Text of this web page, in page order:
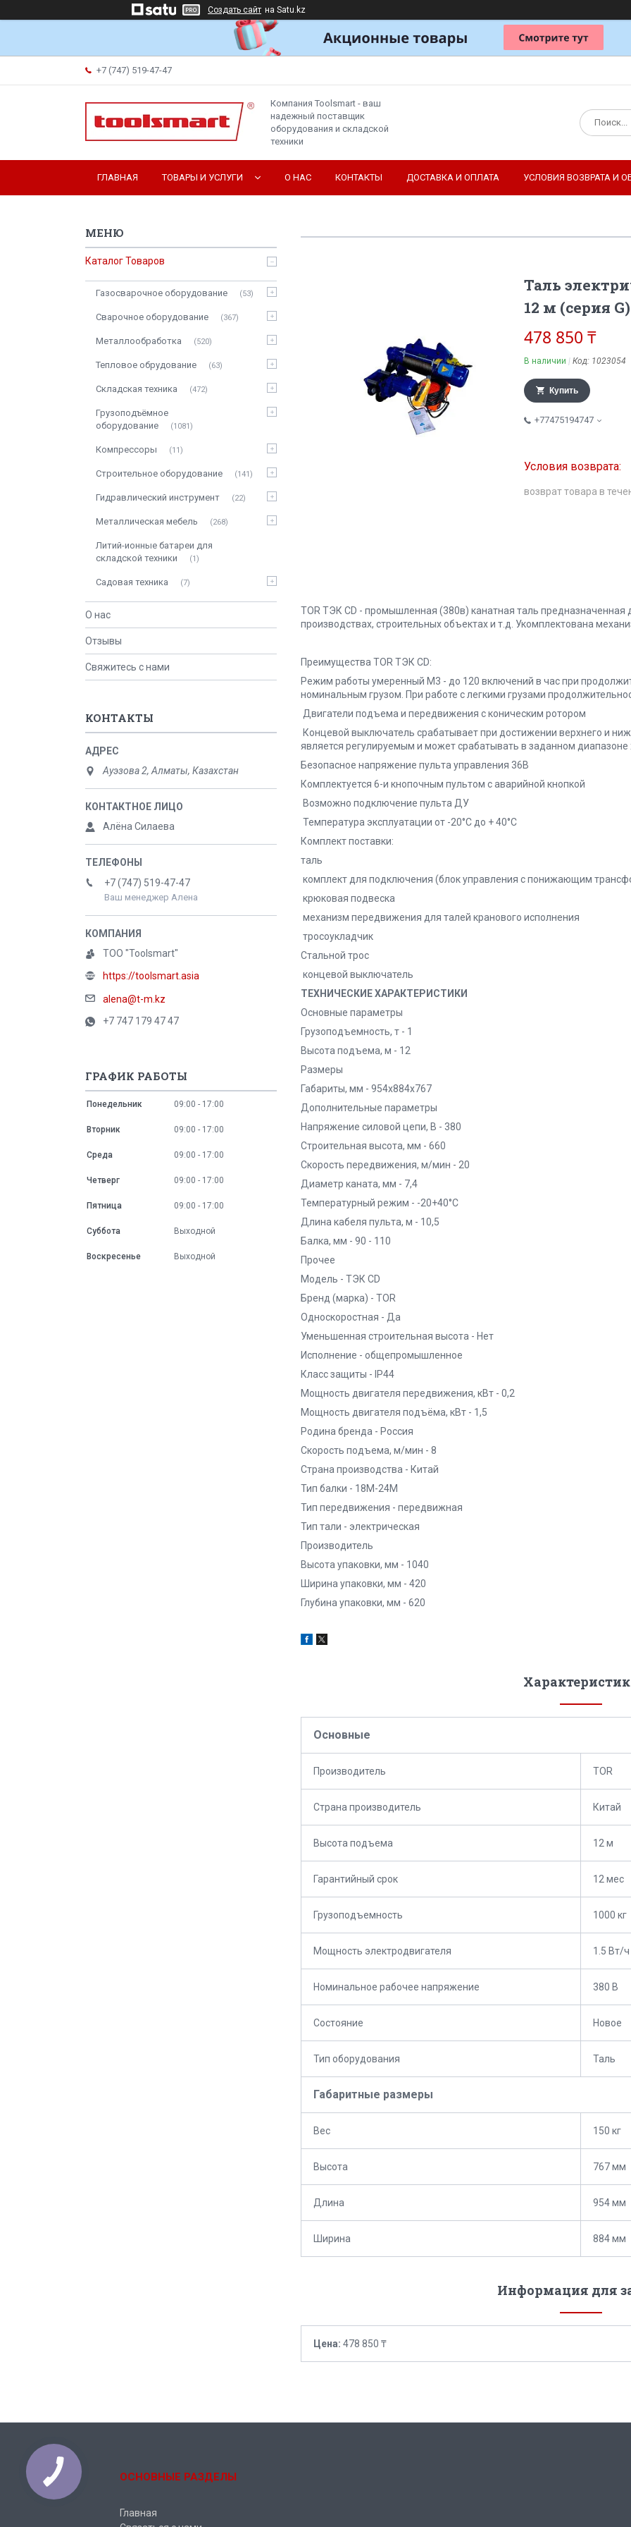
Создать сайт на Satu.kz
+7 (747) 519-47-47
Компания Toolsmart - ваш
надежный поставщик
оборудования и складской
техники
ГЛАВНАЯ ТОВАРЫ И УСЛУГИ О НАС КОНТАКТЫ ДОСТАВКА И ОПЛАТА УСЛОВИЯ ВОЗВРАТА И
Таль
12 м (серия G)
478 850 ₸
В наличии Код: 1023054
Купить
+77475194747
возврат товара в
TOR ТЭК CD - промышленная (380в) канатная таль
производствах, строительных объектах и т.д. Укомплектована
Преимущества TOR ТЭК CD:
Режим работы умеренный М3 - до 120 включений в час при
номинальным грузом. При работе с легкими грузами
Двигатели подъема и передвижения с коническим ротором
Концевой выключатель срабатывает при достижении верхнего и
является регулируемым и может срабатывать в заданном
Безопасное напряжение пульта управления 36В
Комплектуется 6-и кнопочным пультом с аварийной кнопкой
Возможно подключение пульта ДУ
Температура эксплуатации от -20°C до + 40°C
Комплект поставки:
таль
комплект для подключения (блок управления с понижающим
крюковая подвеска
механизм передвижения для талей кранового исполнения
тросоукладчик
Стальной трос
концевой выключатель
ТЕХНИЧЕСКИЕ ХАРАКТЕРИСТИКИ
Основные параметры
Грузоподъемность, т - 1
Высота подъема, м - 12
Размеры
Габариты, мм - 954х884х767
Дополнительные параметры
Напряжение силовой цепи, В - 380
Строительная высота, мм - 660
Скорость передвижения, м/мин - 20
Диаметр каната, мм - 7,4
Температурный режим - -20+40°С
Длина кабеля пульта, м - 10,5
Балка, мм - 90 - 110
Прочее
Модель - ТЭК CD
Бренд (марка) - TOR
Односкоростная - Да
Уменьшенная строительная высота - Нет
Исполнение - общепромышленное
Класс защиты - IP44
Мощность двигателя передвижения, кВт - 0,2
Мощность двигателя подъёма, кВт - 1,5
Родина бренда - Россия
Скорость подъема, м/мин - 8
Страна производства - Китай
Тип балки - 18М-24М
Тип передвижения - передвижная
Тип тали - электрическая
Производитель
Высота упаковки, мм - 1040
Ширина упаковки, мм - 420
Глубина упаковки, мм - 620
Основные
Производитель TOR
Страна производитель Китай
Высота подъема 12 м
Гарантийный срок 12 мес
Грузоподъемность 1000 кг
Мощность электродвигателя 1.5 Вт/ч
Номинальное рабочее напряжение 380 В
Состояние Новое
Тип оборудования Таль
Габаритные размеры
Вес 150 кг
Высота 767 мм
Длина 954 мм
Ширина 884 мм
Информация для
Цена: 478 850 ₸
Каталог Товаров
Газосварочное оборудование 53
Сварочное оборудование 367
Металлообработка 520
Тепловое обрудование 63
Складская техника 472
Грузоподъёмное
оборудование
1081
Компрессоры 11
Строительное оборудование 141
Гидравлический инструмент 22
Металлическая мебель 268
Литий-ионные батареи для
складской техники
1
Садовая техника 7
О нас
Отзывы
Свяжитесь с нами
КОНТАКТЫ
Ауэзова 2, Алматы, Казахстан
Алёна Силаева
+7 (747) 519-47-47
Ваш менеджер Алена
ТОО "Toolsmart"
https://toolsmart.asia
alena@t-m.kz
+7 747 179 47 47
ГРАФИК РАБОТЫ
Понедельник 09:00 17:00
Вторник 09:00 17:00
Среда 09:00 17:00
Четверг 09:00 17:00
Пятница 09:00 17:00
Суббота Выходной
Воскресенье Выходной
ОСНОВНЫЕ РАЗДЕЛЫ
Главная